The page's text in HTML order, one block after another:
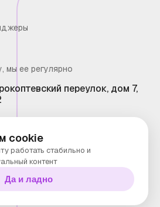
мы ее регулярно
переулок, дом 7,
2026 ©
материалов сайта без
ООО "Таргет Телеком"
конфиденциальности
cookie
работать стабильно и
контент
Да и ладно